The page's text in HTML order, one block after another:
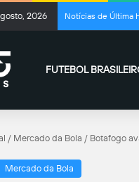
2026 Notícias de Última
FUTEBOL
/ Mercado da Bola / Botafogo
Mercado da Bola